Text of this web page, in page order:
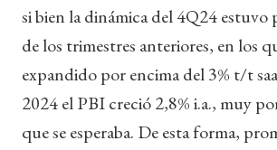
si bien la dinámica del 4Q24 estuvo
de los trimestres anteriores, en los
expandido por encima del 3% t/t
2024 el PBI creció 2,8% i.a., muy
que se esperaba. De esta forma,